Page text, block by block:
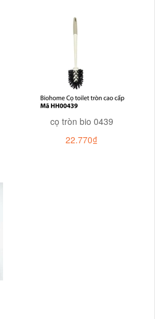
cọ tròn bio 0439
22.770₫